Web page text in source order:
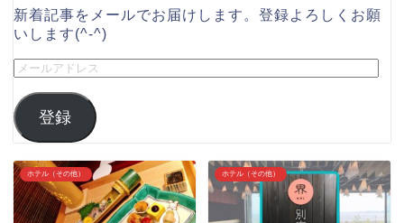
新着記事をメールでお届けします。登録よろしくお願
いします(^-^)
登録
ホテル（その他） ホテル（その他）